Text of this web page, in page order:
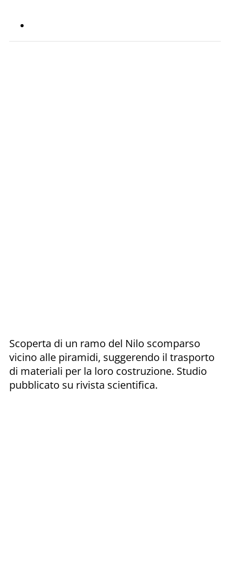
Scoperta di un ramo del Nilo scomparso
vicino alle piramidi, suggerendo il trasporto
di materiali per la loro costruzione. Studio
pubblicato su rivista scientifica.